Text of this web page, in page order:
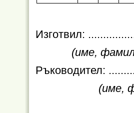
Изготвил:
(име,
Ръководител:
(име,